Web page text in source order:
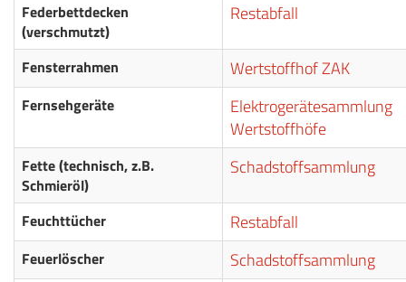
Federbettdecken
(verschmutzt)
Restabfall
Fensterrahmen Wertstoffhof ZAK
Fernsehgeräte
Elektrogerätesammlung
Wertstoffhöfe
Fette (technisch, z.B.
Schmieröl)
Schadstoffsammlung
Feuchttücher Restabfall
Feuerlöscher Schadstoffsammlung